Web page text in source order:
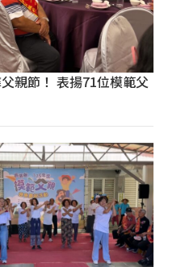
親節！ 表揚71位模範父